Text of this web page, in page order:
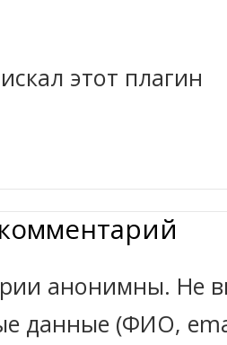
этот плагин
анонимны. Не
данные (ФИО,